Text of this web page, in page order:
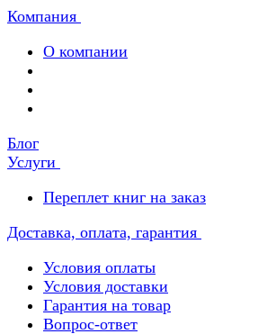
Компания
О компании
Блог
Услуги
Переплет книг на заказ
Доставка, оплата, гарантия
Условия оплаты
Условия доставки
Гарантия на товар
Вопрос-ответ